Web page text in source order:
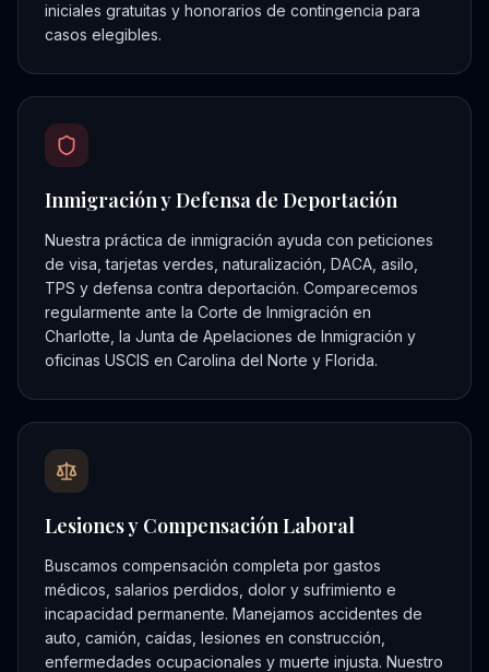
iniciales gratuitas y honorarios de contingencia para
casos elegibles.
Inmigración y Defensa de Deportación
Nuestra práctica de inmigración ayuda con peticiones
de visa, tarjetas verdes, naturalización, DACA, asilo,
TPS y defensa contra deportación. Comparecemos
regularmente ante la Corte de Inmigración en
Charlotte, la Junta de Apelaciones de Inmigración y
oficinas USCIS en Carolina del Norte y Florida.
Lesiones y Compensación Laboral
Buscamos compensación completa por gastos
médicos, salarios perdidos, dolor y sufrimiento e
incapacidad permanente. Manejamos accidentes de
auto, camión, caídas, lesiones en construcción,
enfermedades ocupacionales y muerte injusta. Nuestro